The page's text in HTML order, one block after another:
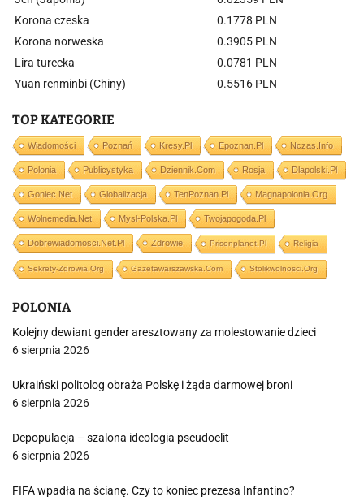
Korona czeska
0.1778 PLN
Korona norweska
0.3905 PLN
Lira turecka
0.0781 PLN
Yuan renminbi (Chiny)
0.5516 PLN
TOP KATEGORIE
Wiadomości Poznań Kresy.pl Epoznan.pl Nczas.info
Polonia Publicystyka Dziennik.com Rosja Dlapolski.pl
Goniec.net Globalizacja TenPoznan.pl Magnapolonia.org
Wolnemedia.net Mysl-Polska.pl Twojapogoda.pl
Dobrewiadomosci.net.pl Zdrowie Prisonplanet.pl Religia
Sekrety-Zdrowia.org Gazetawarszawska.com Stolikwolnosci.org
POLONIA
Kolejny dewiant gender aresztowany za molestowanie dzieci
6 sierpnia 2026
Ukraiński politolog obraża Polskę i żąda darmowej broni
6 sierpnia 2026
Depopulacja – szalona ideologia pseudoelit
6 sierpnia 2026
FIFA wpadła na ścianę. Czy to koniec prezesa Infantino?